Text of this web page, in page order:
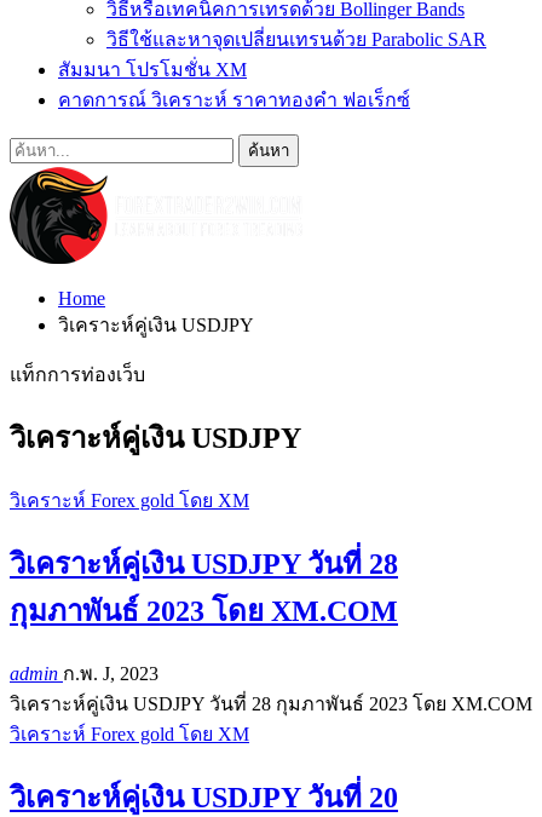
วิธีหรือเทคนิคการเทรดด้วย Bollinger Bands
วิธีใช้และหาจุดเปลี่ยนเทรนด้วย Parabolic SAR
สัมมนา โปรโมชั่น XM
คาดการณ์ วิเคราะห์ ราคาทองคำ ฟอเร็กซ์
Home
วิเคราะห์คู่เงิน USDJPY
แท็กการท่องเว็บ
วิเคราะห์คู่เงิน USDJPY
วิเคราะห์ Forex gold โดย XM
วิเคราะห์คู่เงิน USDJPY วันที่ 28
กุมภาพันธ์ 2023 โดย XM.COM
admin ก.พ. J, 2023
วิเคราะห์คู่เงิน USDJPY วันที่ 28 กุมภาพันธ์ 2023 โดย XM.COM
วิเคราะห์ Forex gold โดย XM
วิเคราะห์คู่เงิน USDJPY วันที่ 20